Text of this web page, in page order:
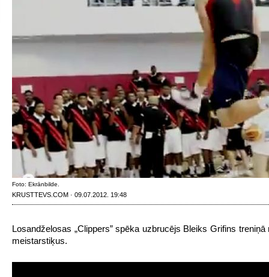
Foto: Ekrānbilde.
KRUSTTEVS.COM · 09.07.2012. 19:48
Losandželosas „Clippers” spēka uzbrucējs Bleiks Grifins
meistarstiķus.